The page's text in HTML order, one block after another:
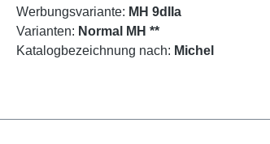
Werbungsvariante: MH 9dIIa
Varianten: Normal MH **
Katalogbezeichnung nach: Michel